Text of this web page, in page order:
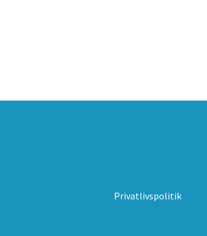
Privatlivspolitik